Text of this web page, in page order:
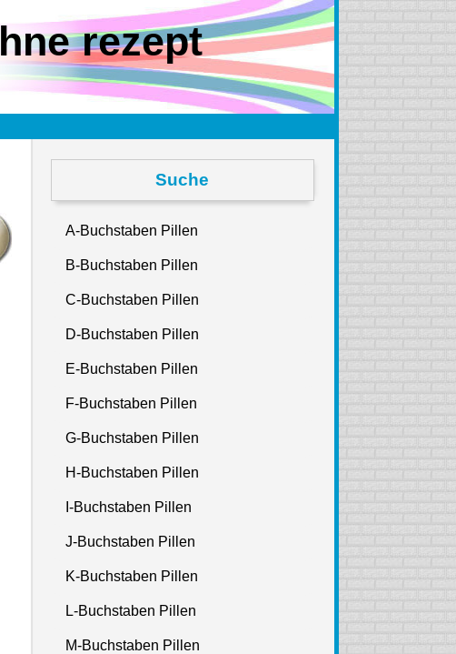
rezept
Suche
A-Buchstaben Pillen
B-Buchstaben Pillen
C-Buchstaben Pillen
D-Buchstaben Pillen
E-Buchstaben Pillen
F-Buchstaben Pillen
G-Buchstaben Pillen
H-Buchstaben Pillen
I-Buchstaben Pillen
J-Buchstaben Pillen
K-Buchstaben Pillen
L-Buchstaben Pillen
M-Buchstaben Pillen